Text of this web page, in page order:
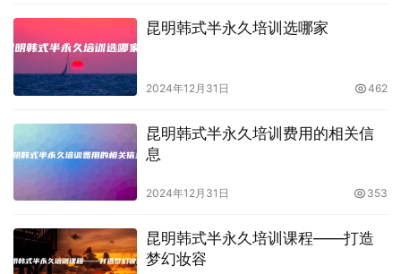
昆明韩式半永久培训选哪家
2024年12月31日 462
昆明韩式半永久培训费用的相关信
息
2024年12月31日 353
昆明韩式半永久培训课程——打造
梦幻妆容